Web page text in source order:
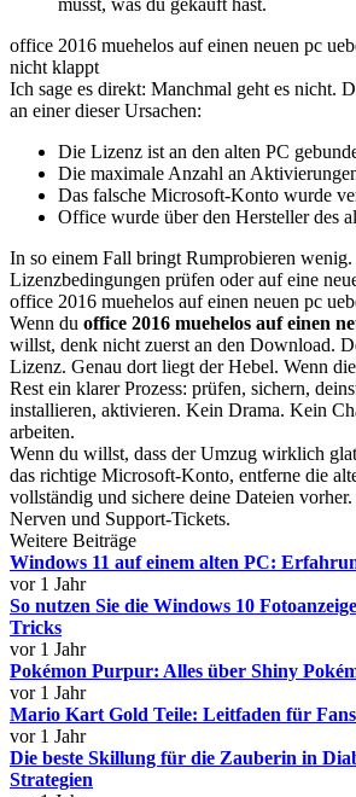
musst, was du gekauft hast.
office 2016 muehelos auf einen neuen pc
nicht klappt
Ich sage es direkt: Manchmal geht es nicht.
an einer dieser Ursachen:
Die Lizenz ist an den alten PC
Die maximale Anzahl an
Das falsche Microsoft-Konto wurde
Office wurde über den Hersteller des
In so einem Fall bringt Rumprobieren
Lizenzbedingungen prüfen oder auf eine
office 2016 muehelos auf einen neuen pc
Wenn du office 2016 muehelos auf einen
willst, denk nicht zuerst an den Download.
Lizenz. Genau dort liegt der Hebel. Wenn
Rest ein klarer Prozess: prüfen, sichern,
installieren, aktivieren. Kein Drama. Kein
arbeiten.
Wenn du willst, dass der Umzug wirklich
das richtige Microsoft-Konto, entferne die
vollständig und sichere deine Dateien
Nerven und Support-Tickets.
Weitere Beiträge
Windows 11 auf einem alten PC:
vor 1 Jahr
So nutzen Sie die Windows 10
Tricks
vor 1 Jahr
Pokémon Purpur: Alles über Shiny
vor 1 Jahr
Mario Kart Gold Teile: Leitfaden für
vor 1 Jahr
Die beste Skillung für die Zauberin in
Strategien